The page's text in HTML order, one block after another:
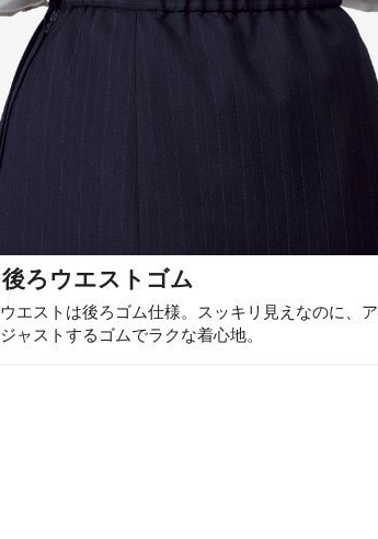
後ろウエストゴム
ウエストは後ろゴム仕様。スッキリ見えなのに、ア
ジャストするゴムでラクな着心地。